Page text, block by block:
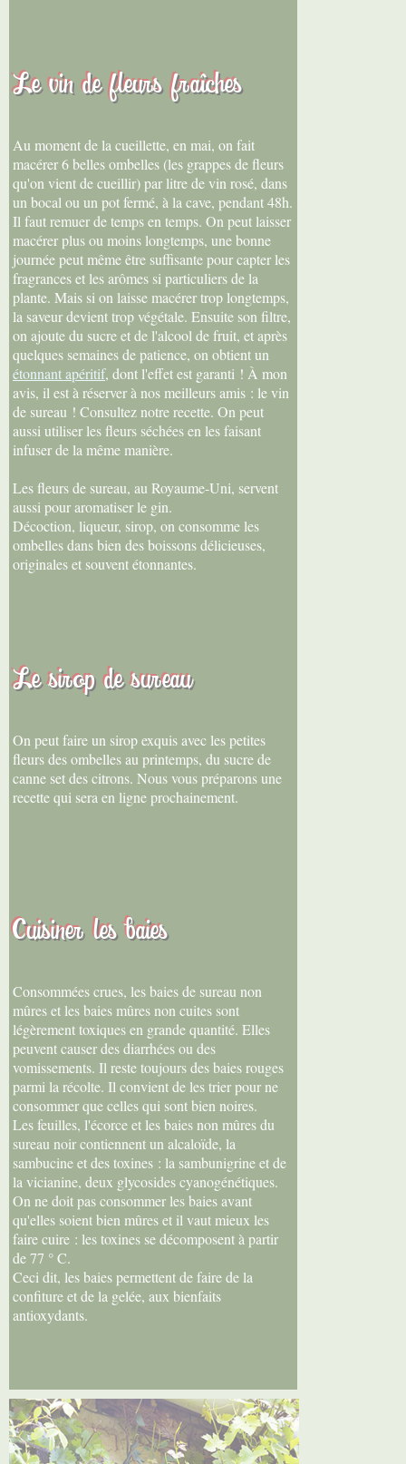
Le vin de fleurs fraîches
Au moment de la cueillette, en mai, on fait
macérer 6 belles ombelles (les grappes de fleurs
qu'on vient de cueillir) par litre de vin rosé, dans
un bocal ou un pot fermé, à la cave, pendant 48h.
Il faut remuer de temps en temps. On peut laisser
macérer plus ou moins longtemps, une bonne
journée peut même être suffisante pour capter les
fragrances et les arômes si particuliers de la
plante. Mais si on laisse macérer trop longtemps,
la saveur devient trop végétale. Ensuite son filtre,
on ajoute du sucre et de l'alcool de fruit, et après
quelques semaines de patience, on obtient un
étonnant apéritif, dont l'effet est garanti ! À mon
avis, il est à réserver à nos meilleurs amis : le vin
de sureau ! Consultez notre recette. On peut
aussi utiliser les fleurs séchées en les faisant
infuser de la même manière.
Les fleurs de sureau, au Royaume-Uni, servent
aussi pour aromatiser le gin.
Décoction, liqueur, sirop, on consomme les
ombelles dans bien des boissons délicieuses,
originales et souvent étonnantes.
Le sirop de sureau
On peut faire un sirop exquis avec les petites
fleurs des ombelles au printemps, du sucre de
canne set des citrons. Nous vous préparons une
recette qui sera en ligne prochainement.
Cuisiner les baies
Consommées crues, les baies de sureau non
mûres et les baies mûres non cuites sont
légèrement toxiques en grande quantité. Elles
peuvent causer des diarrhées ou des
vomissements. Il reste toujours des baies rouges
parmi la récolte. Il convient de les trier pour ne
consommer que celles qui sont bien noires.
Les feuilles, l'écorce et les baies non mûres du
sureau noir contiennent un alcaloïde, la
sambucine et des toxines : la sambunigrine et de
la vicianine, deux glycosides cyanogénétiques.
On ne doit pas consommer les baies avant
qu'elles soient bien mûres et il vaut mieux les
faire cuire : les toxines se décomposent à partir
de 77 ° C.
Ceci dit, les baies permettent de faire de la
confiture et de la gelée, aux bienfaits
antioxydants.